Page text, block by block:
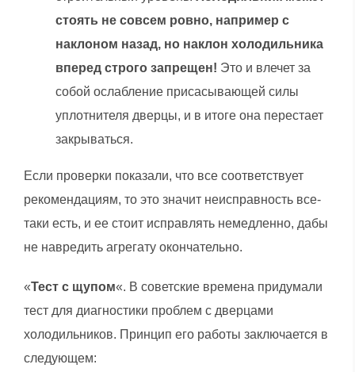
стоять не совсем ровно, например с
наклоном назад, но наклон холодильника
вперед строго запрещен! Это и влечет за
собой ослабление присасывающей силы
уплотнителя дверцы, и в итоге она перестает
закрываться.
Если проверки показали, что все соответствует
рекомендациям, то это значит неисправность все-
таки есть, и ее стоит исправлять немедленно, дабы
не навредить агрегату окончательно.
«Тест с щупом«. В советские времена придумали
тест для диагностики проблем с дверцами
холодильников. Принцип его работы заключается в
следующем: